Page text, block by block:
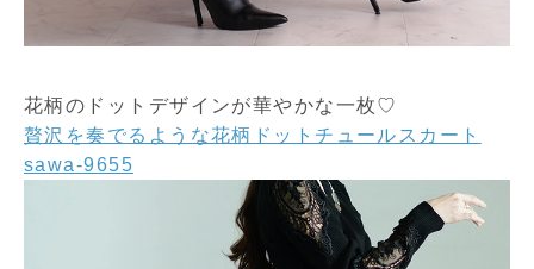
花柄のドットデザインが華やかな一枚♡
贅沢を奏でるような花柄ドットチュールスカート
sawa-9655